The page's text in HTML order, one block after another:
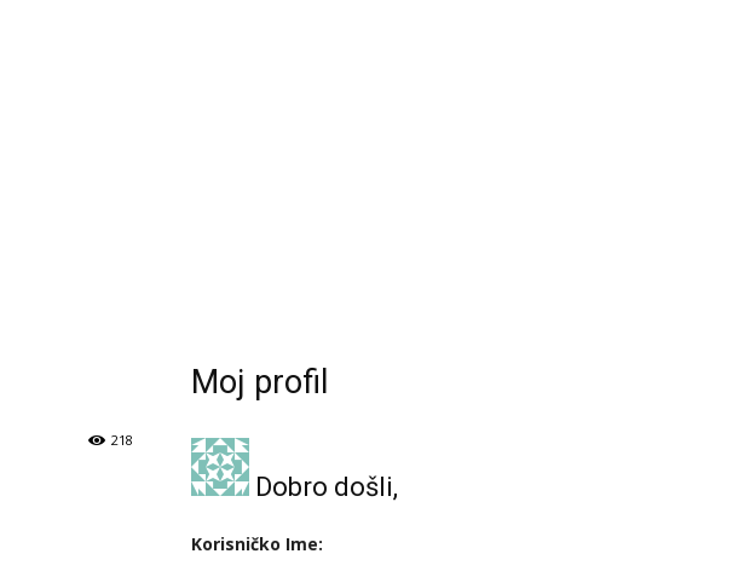
218
Moj profil
Dobro došli,
Korisničko Ime: